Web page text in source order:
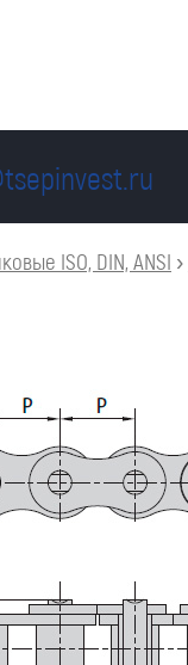
ISO, DIN, ANSI ›